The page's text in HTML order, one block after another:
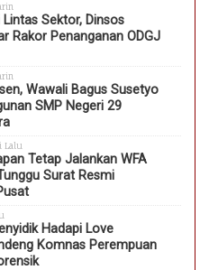
Sektor, Dinsos
Rakor Penanganan ODGJ
Wawali Bagus Susetyo
SMP Negeri 29
Lalu
Tetap Jalankan WFA
Surat Resmi
Hadapi Love
Komnas Perempuan